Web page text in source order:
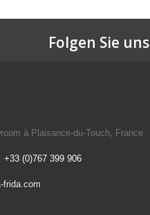
Folgen Sie uns
à Plaisance-du-Touch, France
+33 (0)767 399 906
frida.com